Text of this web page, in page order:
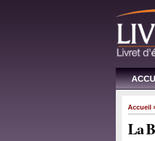
Accueil
La